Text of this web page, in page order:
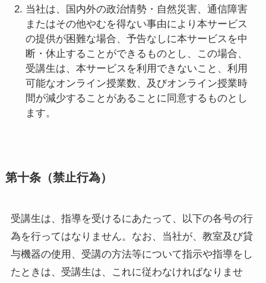
当社は、国内外の政治情勢・自然災害、通信障害
またはその他やむを得ない事由により本サービス
の提供が困難な場合、予告なしに本サービスを中
断・休止することができるものとし、この場合、
受講生は、本サービスを利用できないこと、利用
可能なオンライン授業数、及びオンライン授業時
間が減少することがあることに同意するものとし
ます。
第十条（禁止行為）
受講生は、指導を受けるにあたって、以下の各号の行
為を行ってはなりません。なお、当社が、教室及び貸
与機器の使用、受講の方法等について指示や指導をし
たときは、受講生は、これに従わなければなりませ